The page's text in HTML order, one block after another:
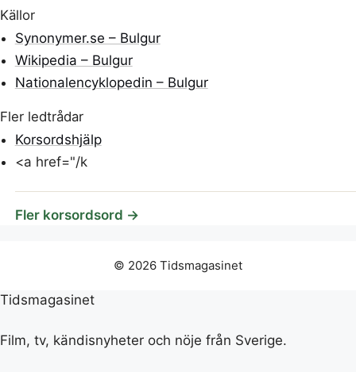
Källor
Synonymer.se – Bulgur
Wikipedia – Bulgur
Nationalencyklopedin – Bulgur
Fler ledtrådar
Korsordshjälp
<a href="/k
Fler korsordsord →
© 2026 Tidsmagasinet
Tidsmagasinet
Film, tv, kändisnyheter och nöje från Sverige.